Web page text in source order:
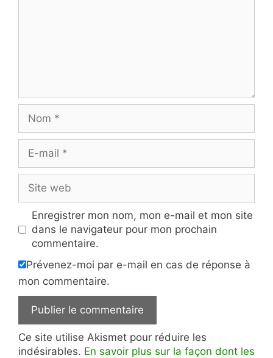
mail
web
Enregistrer mon nom, mon e-mail et mon site
dans le navigateur pour mon prochain
commentaire.
Prévenez-moi par e-mail en cas de réponse à
mon commentaire.
Ce site utilise Akismet pour réduire les
indésirables. En savoir plus sur la façon dont les